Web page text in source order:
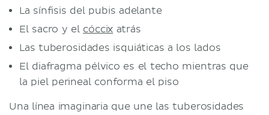
La sínfisis del pubis adelante
El sacro y el cóccix atrás
Las tuberosidades isquiáticas a los lados
El diafragma pélvico es el techo mientras que
la piel perineal conforma el piso
Una línea imaginaria que une las tuberosidades